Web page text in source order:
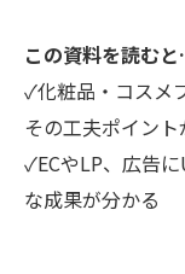
この資料を読む
✓化粧品・コスメ
その工夫ポイント
✓ECやLP、広告
な成果が分かる